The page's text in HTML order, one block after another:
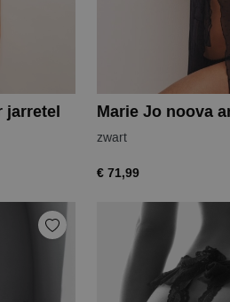
jarretel
zwart
€ 71,99